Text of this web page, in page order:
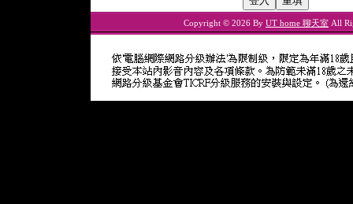
Copyright © 2026 By UT home 聊天室 All